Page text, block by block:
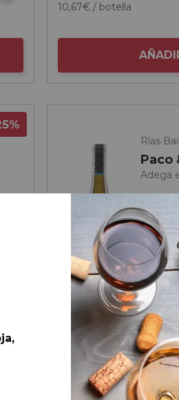
10,67€ / botella
Rías
Paco
Adega
€
00€